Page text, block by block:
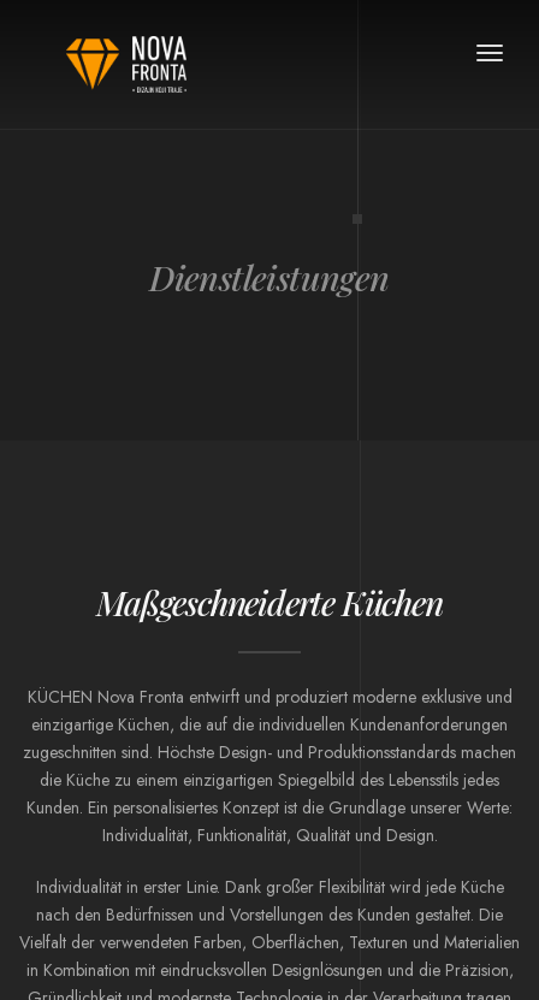
Toggle
Dienstleistungen
Maßgeschneiderte Küchen
KÜCHEN Nova Fronta entwirft und produziert moderne exklusive und
einzigartige Küchen, die auf die individuellen Kundenanforderungen
zugeschnitten sind. Höchste Design- und Produktionsstandards machen
die Küche zu einem einzigartigen Spiegelbild des Lebensstils jedes
Kunden. Ein personalisiertes Konzept ist die Grundlage unserer Werte:
Individualität, Funktionalität, Qualität und Design.
Individualität in erster Linie. Dank großer Flexibilität wird jede Küche
nach den Bedürfnissen und Vorstellungen des Kunden gestaltet. Die
Vielfalt der verwendeten Farben, Oberflächen, Texturen und Materialien
in Kombination mit eindrucksvollen Designlösungen und die Präzision,